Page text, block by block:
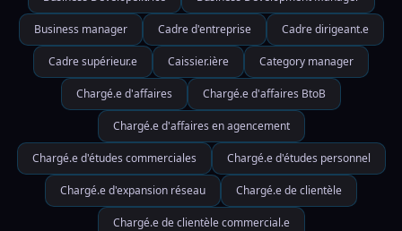
Business manager Cadre d'entreprise Cadre dirigeant.e
Cadre supérieur.e Caissier.ière Category manager
Chargé.e d'affaires Chargé.e d'affaires BtoB
Chargé.e d'affaires en agencement
Chargé.e d'études commerciales Chargé.e d'études personnel
Chargé.e d'expansion réseau Chargé.e de clientèle
Chargé.e de clientèle commercial.e